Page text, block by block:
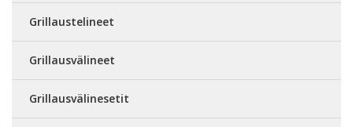
Grillaustelineet
Grillausvälineet
Grillausvälinesetit